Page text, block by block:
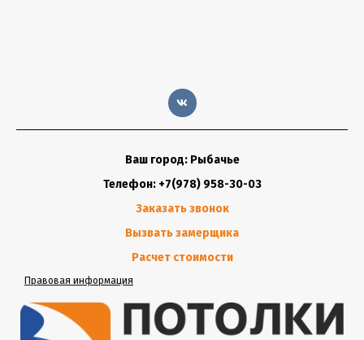
Ваш город: Рыбачье
Телефон: +7(978) 958-30-03
Заказать звонок
Вызвать замерщика
Расчет стоимости
Правовая информация